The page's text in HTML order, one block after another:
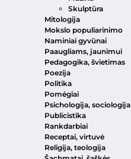
Skulptūra
Mitologija
Mokslo populiarinimo
Naminiai gyvūnai
Paaugliams, jaunimui
Pedagogika, švietimas
Poezija
Politika
Pomėgiai
Psichologija, sociologija
Publicistika
Rankdarbiai
Receptai, virtuvė
Religija, teologija